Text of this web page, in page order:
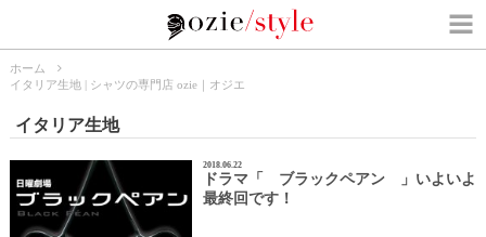
ホーム
イタリア生地 | シャツの専門店 ozie｜オジエ
イタリア生地
2018.06.22
ドラマ「 ブラックペアン 」いよいよ
最終回です！